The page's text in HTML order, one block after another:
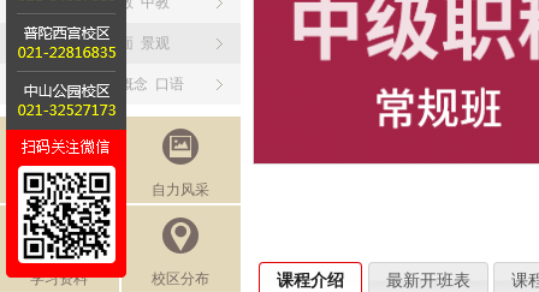
设计资格 平面 景观
英语日语 新概念 口语
免费讲座 自力风采
学习资料 校区分布 课程介绍 最新开班表 课